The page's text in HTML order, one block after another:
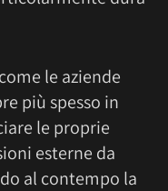
le aziende
più spesso in
le proprie
esterne da
al contempo la